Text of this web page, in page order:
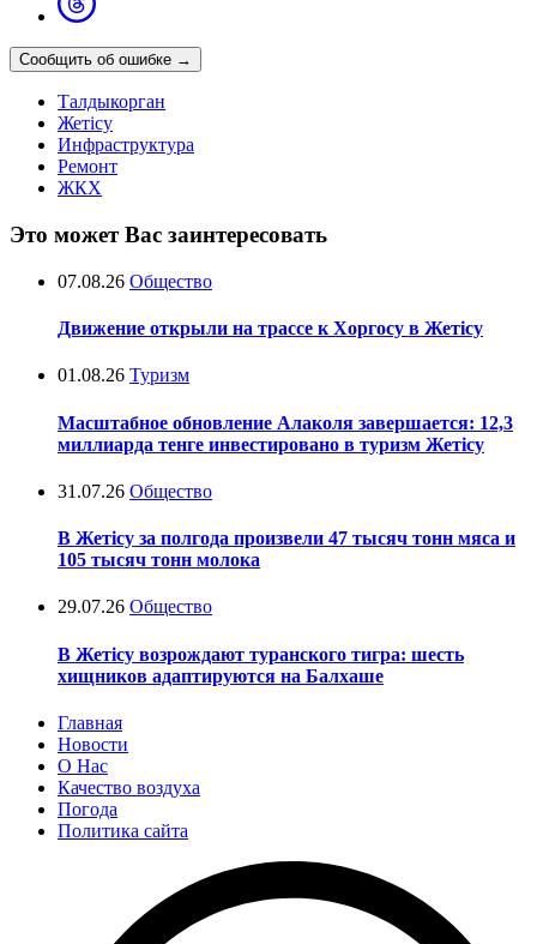
Сообщить об ошибке →
Талдыкорган
Жетісу
Инфраструктура
Ремонт
ЖКХ
Это может Вас заинтересовать
07.08.26 Общество
Движение открыли на трассе к Хоргосу в Жетісу
01.08.26 Туризм
Масштабное обновление Алаколя завершается: 12,3
миллиарда тенге инвестировано в туризм Жетісу
31.07.26 Общество
В Жетісу за полгода произвели 47 тысяч тонн мяса и
105 тысяч тонн молока
29.07.26 Общество
В Жетісу возрождают туранского тигра: шесть
хищников адаптируются на Балхаше
Главная
Новости
О Нас
Качество воздуха
Погода
Политика сайта